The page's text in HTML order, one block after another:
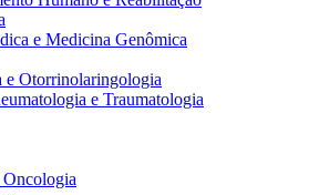
e Medicina Genômica
e Otorrinolaringologia
e Traumatologia